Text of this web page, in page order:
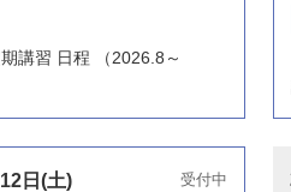
講習 日程 （2026.8～
受付中
日(土)